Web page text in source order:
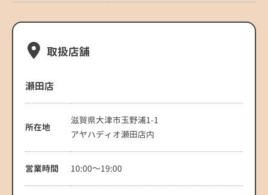
取扱店舗
瀬田店
所在地
滋賀県大津市玉野浦1-1
アヤハディオ瀬田店内
営業時間 10:00～19:00